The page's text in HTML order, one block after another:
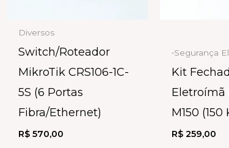
Diversos
Switch/Roteador
MikroTik CRS106-1C-
5S (6 Portas
Fibra/Ethernet)
R$ 570,00
•Segurança
Kit
Eletroímã
M150 (150
R$ 259,00